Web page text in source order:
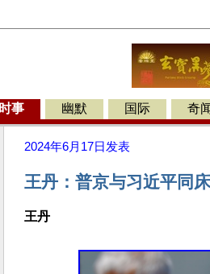
时事 幽默 国际 奇
2024年6月17日 发表
王丹：普京与习近平同床
王丹